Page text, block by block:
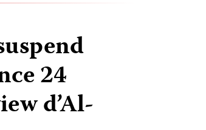
24
d’Al-